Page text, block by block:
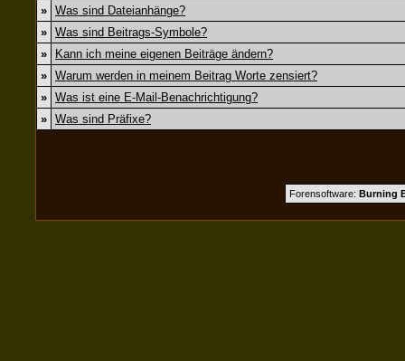
» Was sind Dateianhänge?
» Was sind Beitrags-Symbole?
»
Kann ich meine eigenen Beiträge ändern?
» Warum werden in meinem Beitrag Worte zensiert?
» Was ist eine E-Mail-Benachrichtigung?
» Was sind Präfixe?
Forensoftware: Burning